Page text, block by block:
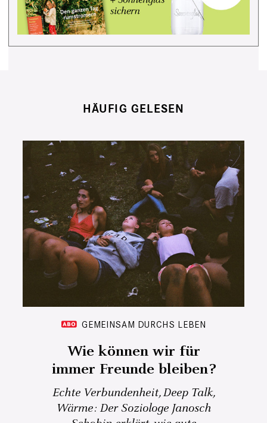
HÄUFIG GELESEN
GEMEINSAM DURCHS LEBEN
Wie können wir für
immer Freunde bleiben?
Echte Verbundenheit, Deep Talk,
Wärme: Der Soziologe Janosch